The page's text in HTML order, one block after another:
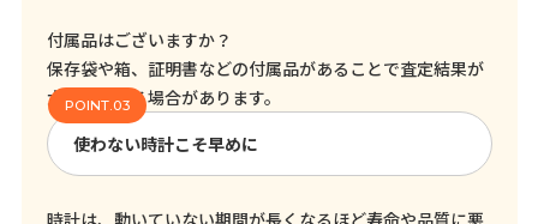
付属品はございますか？
保存袋や箱、証明書などの付属品があることで査定結果が
大きく変わる場合があります。
使わない時計こそ早めに
時計は、動いていない期間が長くなるほど寿命や品質に悪